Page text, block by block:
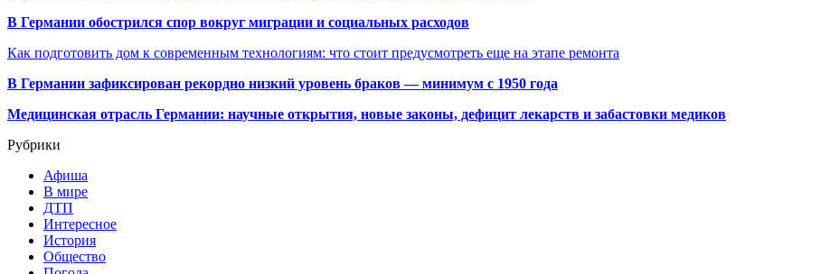
В Германии обострился спор вокруг миграции и социальных расходов
Как подготовить дом к современным технологиям: что стоит предусмотреть еще на этапе ремонта
В Германии зафиксирован рекордно низкий уровень браков — минимум с 1950 года
Медицинская отрасль Германии: научные открытия, новые законы, дефицит лекарств и забастовки медиков
Рубрики
Афиша
В мире
ДТП
Интересное
История
Общество